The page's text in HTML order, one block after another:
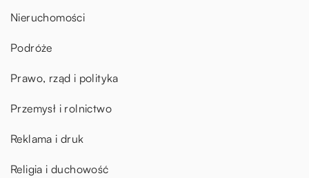
Nieruchomości
Podróże
Prawo, rząd i polityka
Przemysł i rolnictwo
Reklama i druk
Religia i duchowość